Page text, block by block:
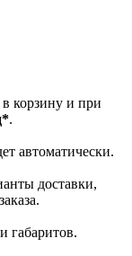
корзину и при
.
автоматически.
доставки,